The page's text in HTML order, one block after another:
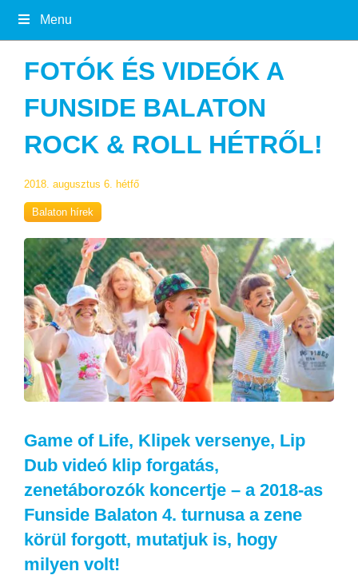
Menu
FOTÓK ÉS VIDEÓK A
FUNSIDE BALATON
ROCK & ROLL HÉTRŐL!
2018. augusztus 6. hétfő
Balaton hírek
Game of Life, Klipek versenye, Lip
Dub videó klip forgatás,
zenetáborozók koncertje – a 2018-as
Funside Balaton 4. turnusa a zene
körül forgott, mutatjuk is, hogy
milyen volt!